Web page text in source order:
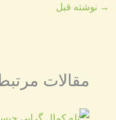
→ نوشته قبل
مقالات